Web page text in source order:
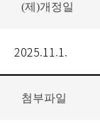
(제)개정일
2025.11.1.
첨부파일